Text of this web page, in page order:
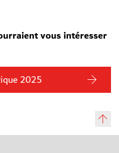
vous intéresser
2025